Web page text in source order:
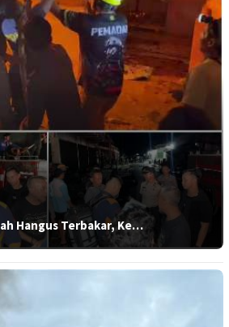
Hangus Terbakar, Ke…